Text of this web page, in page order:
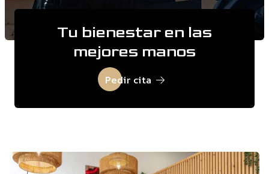
Tu bienestar en las
mejores manos
Pedir cita